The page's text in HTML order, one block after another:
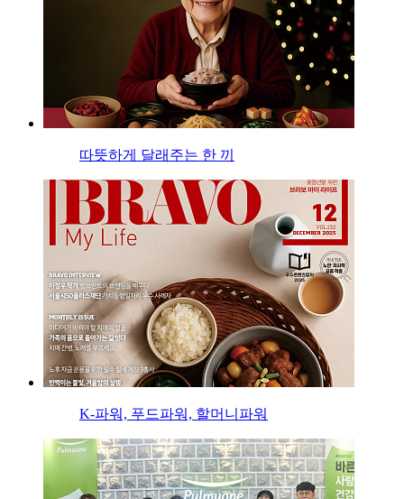
따뜻하게 달래주는 한 끼
K-파워, 푸드파워, 할머니파워